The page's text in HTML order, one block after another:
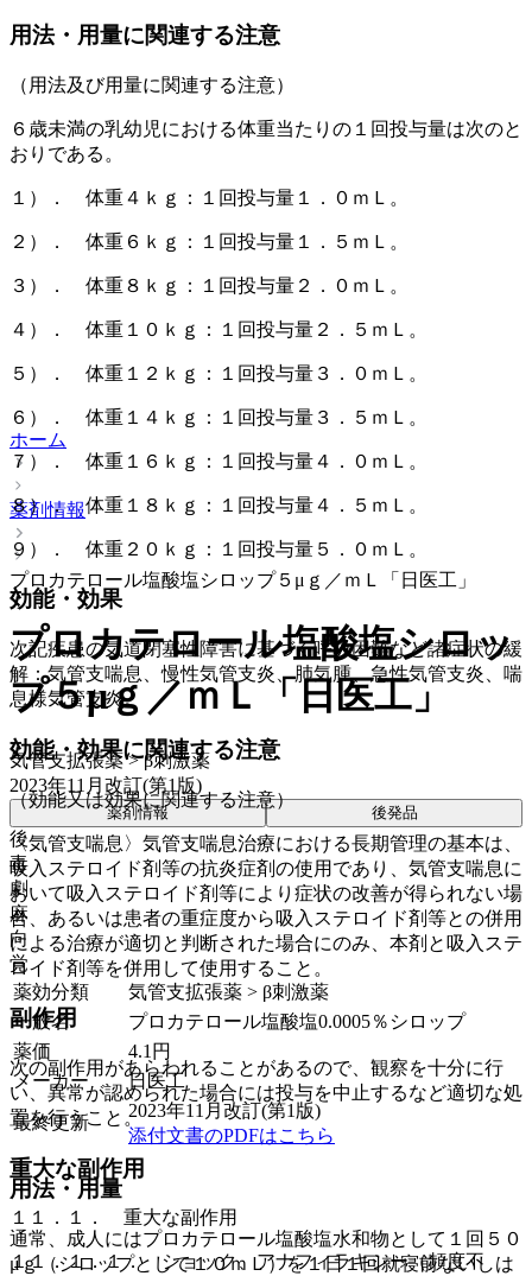
用法・用量に関連する注意
（用法及び用量に関連する注意）
６歳未満の乳幼児における体重当たりの１回投与量は次のと
おりである。
１）． 体重４ｋｇ：１回投与量１．０ｍＬ。
２）． 体重６ｋｇ：１回投与量１．５ｍＬ。
３）． 体重８ｋｇ：１回投与量２．０ｍＬ。
４）． 体重１０ｋｇ：１回投与量２．５ｍＬ。
５）． 体重１２ｋｇ：１回投与量３．０ｍＬ。
６）． 体重１４ｋｇ：１回投与量３．５ｍＬ。
７）． 体重１６ｋｇ：１回投与量４．０ｍＬ。
８）． 体重１８ｋｇ：１回投与量４．５ｍＬ。
９）． 体重２０ｋｇ：１回投与量５．０ｍＬ。
効能・効果
次記疾患の気道閉塞性障害に基づく呼吸困難など諸症状の緩
解：気管支喘息、慢性気管支炎、肺気腫、急性気管支炎、喘
息様気管支炎。
効能・効果に関連する注意
（効能又は効果に関連する注意）
〈気管支喘息〉気管支喘息治療における長期管理の基本は、
吸入ステロイド剤等の抗炎症剤の使用であり、気管支喘息に
おいて吸入ステロイド剤等により症状の改善が得られない場
合、あるいは患者の重症度から吸入ステロイド剤等との併用
による治療が適切と判断された場合にのみ、本剤と吸入ステ
ロイド剤等を併用して使用すること。
副作用
次の副作用があらわれることがあるので、観察を十分に行
い、異常が認められた場合には投与を中止するなど適切な処
置を行うこと。
重大な副作用
１１．１． 重大な副作用
１１．１．１． ショック、アナフィラキシー（頻度不
ホーム
薬剤情報
プロカテロール塩酸塩シロップ５μｇ／ｍＬ「日医工」
プロカテロール塩酸塩シロッ
プ５μｇ／ｍＬ「日医工」
気管支拡張薬 > β刺激薬
2023年11月改訂(第1版)
薬剤情報 後発品
後
毒
劇
麻
向
覚
薬効分類
気管支拡張薬 > β刺激薬
一般名
プロカテロール塩酸塩0.0005％シロップ
薬価
4.1 円
メーカー
日医工
最終更新
2023年11月改訂(第1版)
添付文書のPDFはこちら
用法・用量
通常、成人にはプロカテロール塩酸塩水和物として１回５０
μｇ（シロップとして１０ｍＬ）を１日１回就寝前ないしは